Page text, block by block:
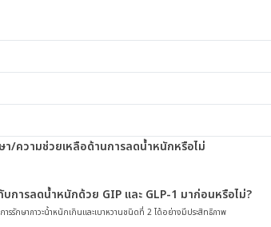
/ความช่วยเหลือด้านการลดน้ำหนักหรือไม่
การลดน้ำหนักด้วย GIP และ GLP-1 มาก่อนหรือไม่?
รักษาภาวะน้ำหนักเกินและเบาหวานชนิดที่ 2 ได้อย่างมีประสิทธิภาพ